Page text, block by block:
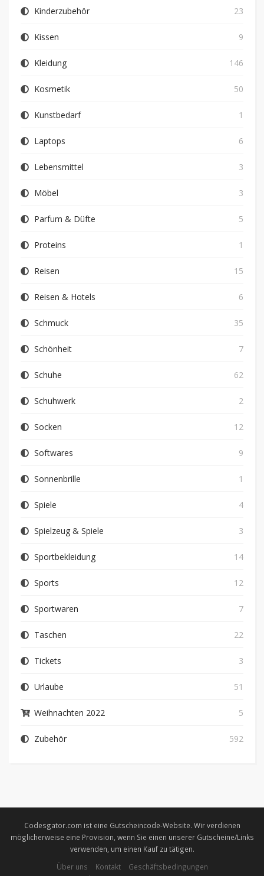
Kinderzubehör 23
Kissen 9
Kleidung 146
Kosmetik 50
Kunstbedarf 1
Laptops 6
Lebensmittel 3
Möbel 3
Parfum & Düfte 5
Proteins 1
Reisen 15
Reisen & Hotels 6
Schmuck 35
Schönheit 7
Schuhe 62
Schuhwerk 2
Socken 12
Softwares 9
Sonnenbrille 1
Spiele 4
Spielzeug & Spiele 3
Sportbekleidung 14
Sports 12
Sportwaren 7
Taschen 22
Tickets 3
Urlaube 51
Weihnachten 2022 5
Zubehör 592
Codesgator.com ist eine Gutscheincode-Website. Wir verdienen
möglicherweise eine Provision, wenn Sie einen unserer Gutscheine/Links
verwenden, um einen Kauf zu tätigen.
Über uns
Kontakt
Geschäftsbedingungen